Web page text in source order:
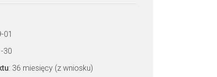
01
30
: 36 miesięcy (z wniosku)